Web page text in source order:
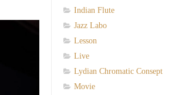
Indian Flute
Jazz Labo
Lesson
Live
Lydian Chromatic Consept
Movie